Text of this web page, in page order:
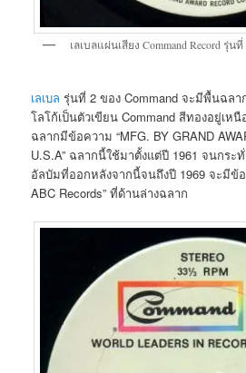
เลเบลแผ่นเสียง Command Record รุ่นที่
เลเบล รุ่นที่ 2 ของ Command จะมีพื้นฉล
โลโก้เป็นตัวเขียน Command สีทองอยู่เห
ฉลากมีข้อความ “MFG. BY GRAND
U.S.A” ฉลากนี้ใช้มาตั้งแต่ปี 1961 จนกระ
อัลบัมที่ออกหลังจากนี้จนถึงปี 1969 จะมีข้
ABC Records” ที่ด้านล่างฉลาก